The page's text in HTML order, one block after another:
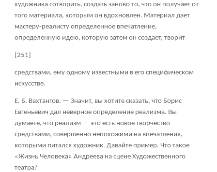
художника сотворить, создать заново то, что он получает от
того материала, которым он вдохновлен. Материал дает
мастеру-реалисту определенное впечатление,
определенную идею, которую затем он создает, творит
[251]
средствами, ему одному известными в его специфическом
искусстве.
Е. Б. Вахтангов. — Значит, вы хотите сказать, что Борис
Евгеньевич дал неверное определение реализма. Вы
думаете, что реализм — это есть новое творчество
средствами, совершенно непохожими на впечатления,
которыми питался художник. Давайте пример. Что такое
«Жизнь Человека» Андреева на сцене Художественного
театра?